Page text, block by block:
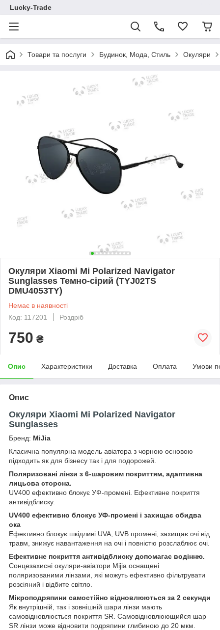
Lucky-Trade
Товари та послуги Будинок, Мода, Стиль Окуляри
Окуляри Xiaomi Mi Polarized Navigator
Sunglasses Темно-сірий (TYJ02TS
DMU4053TY)
Немає в наявності
Код: 117201
Роздріб
750 ₴
Опис Характеристики Доставка Оплата Умови
Опис
Окуляри Xiaomi Mi Polarized Navigator
Sunglasses
Бренд: MiJia
Класична популярна модель авіатора з чорною основою
підходить як для бізнесу так і для подорожей.
Поляризовані лінзи з 6-шаровим покриттям, адаптивна
лицьова сторона.
UV400 ефективно блокує УФ-промені. Ефективне покриття
антивідблиску.
UV400 ефективно блокує УФ-промені і захищає обидва
ока
Ефективно блокує шкідливі UVA, UVB промені, захищає очі від
травм, знижує навантаження на очі і повністю розслаблює очі.
Ефективне покриття антивідблиску допомагає водінню.
Сонцезахисні окуляри-авіатори Mijia оснащені
поляризованими лінзами, які можуть ефективно фільтрувати
розсіяний і відбите світло.
Мікроподряпини самостійно відновлюються за 2 секунди
Як внутрішній, так і зовнішній шари лінзи мають
самовідновлюється покриття SR. Самовідновлюющийся шар
SR лінзи може відновити подряпини глибиною до 20 мкм.